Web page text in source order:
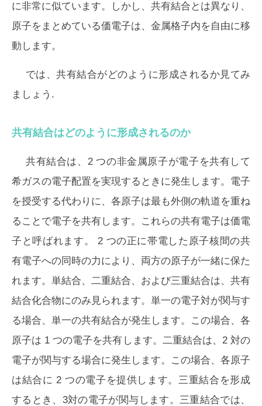
に非常に似ています。しかし、共有結合とは異なり、
原子をまとめている価電子は、金属格子内を自由に移
動します。
では、共有結合がどのように形成されるか見てみ
ましょう.
共有結合はどのように形成されるのか
共有結合は、2 つの非金属原子が電子を共有して
希ガスの電子配置を実現するときに発生します。電子
を授受する代わりに、各原子は最も外側の軌道を重ね
ることで電子を共有します。これらの共有電子は価電
子と呼ばれます。 2 つの正に帯電した原子核間の共
有電子への同時の力により、両方の原子が一緒に保た
れます。単結合、二重結合、および三重結合は、共有
結合化合物にのみ見られます。単一の電子対が関与す
る場合、単一の共有結合が発生します。この場合、各
原子は 1 つの電子を共有します。二重結合は、2 対の
電子が関与する場合に発生します。この場合、各原子
は結合に 2 つの電子を提供します。三重結合を形成
するとき、3対の電子が関与します。三重結合では、